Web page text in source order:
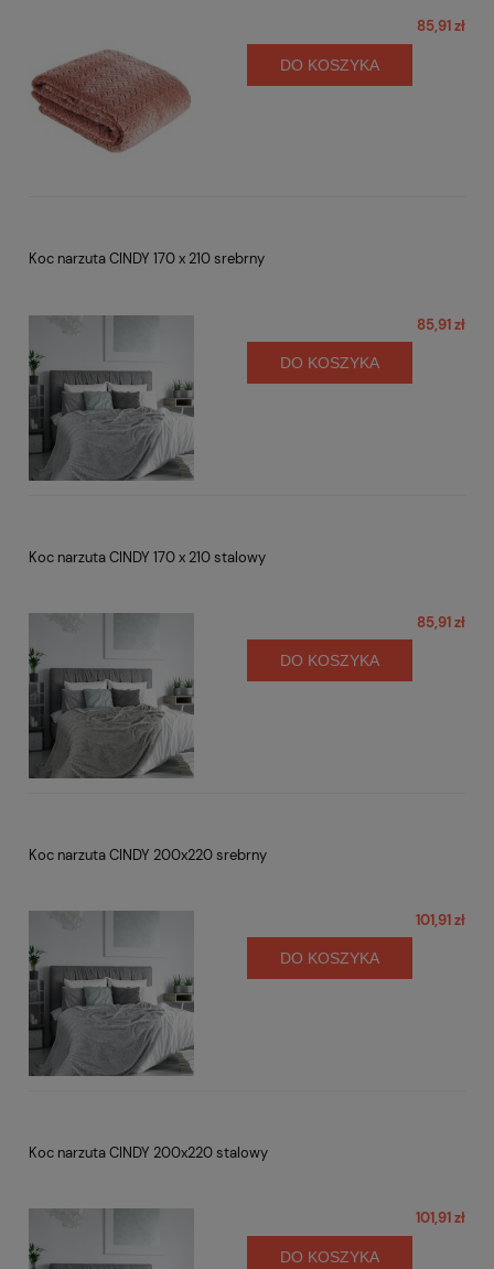
85,91 zł
DO KOSZYKA
Koc narzuta CINDY 170 x 210 srebrny
85,91 zł
DO KOSZYKA
Koc narzuta CINDY 170 x 210 stalowy
85,91 zł
DO KOSZYKA
Koc narzuta CINDY 200x220 srebrny
101,91 zł
DO KOSZYKA
Koc narzuta CINDY 200x220 stalowy
101,91 zł
DO KOSZYKA